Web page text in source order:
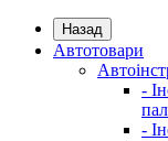
Назад
Автотовари
-
-